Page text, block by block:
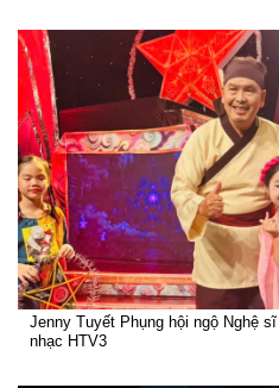
Jenny Tuyết Phụng hội ngộ Nghệ
nhạc HTV3